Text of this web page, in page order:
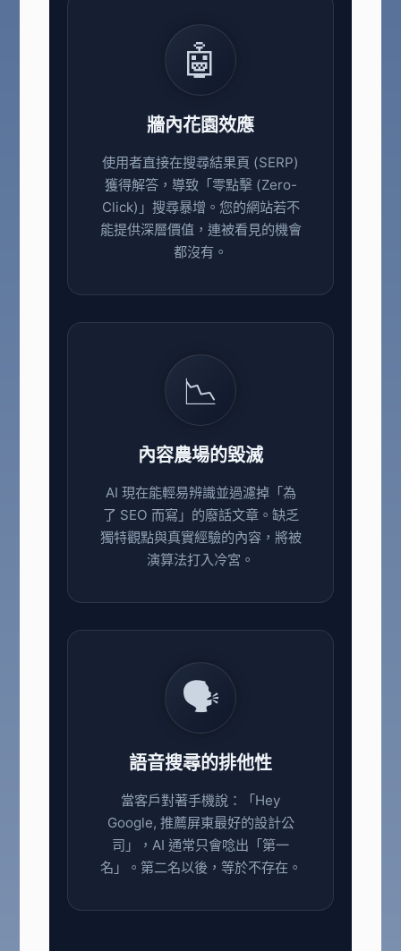
🤖
牆內花園效應
使用者直接在搜尋結果頁 (SERP)
獲得解答，導致「零點擊 (Zero-
Click)」搜尋暴增。您的網站若不
能提供深層價值，連被看見的機會
都沒有。
📉
內容農場的毀滅
AI 現在能輕易辨識並過濾掉「為
了 SEO 而寫」的廢話文章。缺乏
獨特觀點與真實經驗的內容，將被
演算法打入冷宮。
🗣️
語音搜尋的排他性
當客戶對著手機說：「Hey
Google, 推薦屏東最好的設計公
司」，AI 通常只會唸出「第一
名」。第二名以後，等於不存在。